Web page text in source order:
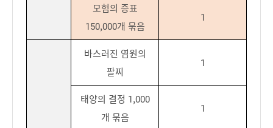
모험의 증표
150,000개 묶음
1
바스러진 염원의
팔찌
1
태양의 결정 1,000
개 묶음
1